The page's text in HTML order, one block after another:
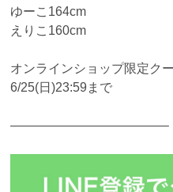
ゆーこ164cm
えりこ160cm
オンラインショップ限定ク
6/25(日)23:59まで
————————————–